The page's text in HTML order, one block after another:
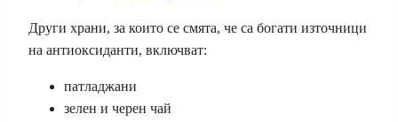
Други храни, за които се смята, че са богати източници
на антиоксиданти, включват:
патладжани
зелен и черен чай